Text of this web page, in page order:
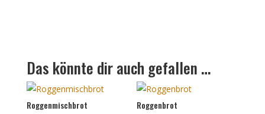
Das könnte dir auch gefallen …
Roggenmischbrot Roggenbrot